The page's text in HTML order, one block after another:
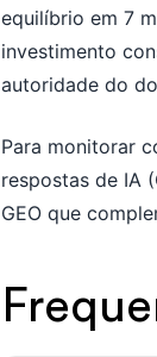
equilíbrio em 7
investimento
autoridade do
Para monitorar
respostas de IA
GEO que